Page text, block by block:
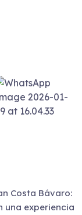
Costa Bávaro:
una experiencia